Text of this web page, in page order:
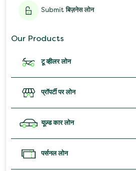
Submitबिज़नेस लोन
Our Products
टू व्हीलर लोन
प्रॉपर्टी पर लोन
यूज़्ड कार लोन
पर्सनल लोन